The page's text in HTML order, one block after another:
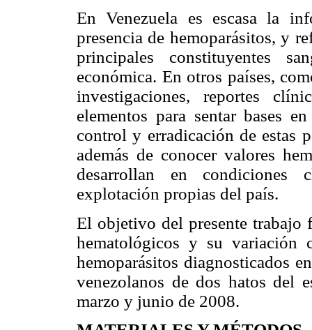
En Venezuela es escasa la
presencia de hemoparásitos, y
principales constituyentes
económica. En otros países,
investigaciones, reportes
elementos para sentar bases
control y erradicación de estas
además de conocer valores
desarrollan en condiciones
explotación propias del país.
El objetivo del presente trabajo
hematológicos y su variación
hemoparásitos diagnosticados
venezolanos de dos hatos del
marzo y junio de 2008.